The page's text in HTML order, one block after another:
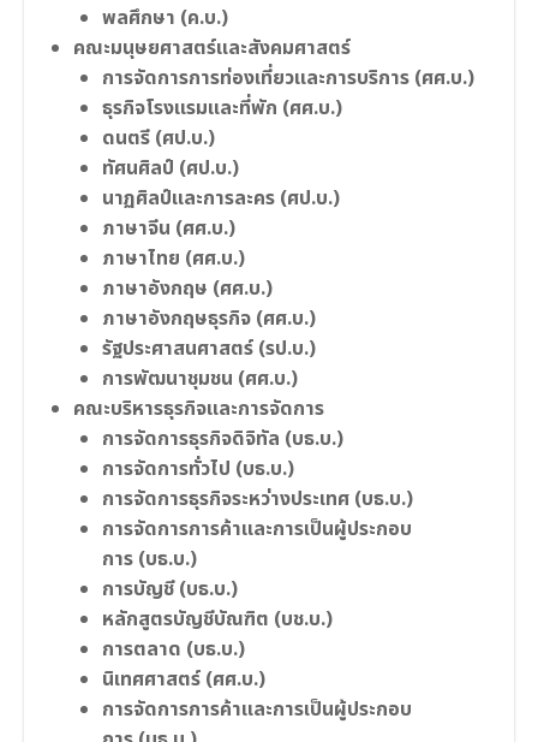
พลศึกษา (ค.บ.)
คณะมนุษยศาสตร์และสังคมศาสตร์
การจัดการการท่องเที่ยวและการบริการ (ศศ.บ.)
ธุรกิจโรงแรมและที่พัก (ศศ.บ.)
ดนตรี (ศป.บ.)
ทัศนศิลป์ (ศป.บ.)
นาฏศิลป์และการละคร (ศป.บ.)
ภาษาจีน (ศศ.บ.)
ภาษาไทย (ศศ.บ.)
ภาษาอังกฤษ (ศศ.บ.)
ภาษาอังกฤษธุรกิจ (ศศ.บ.)
รัฐประศาสนศาสตร์ (รป.บ.)
การพัฒนาชุมชน (ศศ.บ.)
คณะบริหารธุรกิจและการจัดการ
การจัดการธุรกิจดิจิทัล (บธ.บ.)
การจัดการทั่วไป (บธ.บ.)
การจัดการธุรกิจระหว่างประเทศ (บธ.บ.)
การจัดการการค้าและการเป็นผู้ประกอบ
การ (บธ.บ.)
การบัญชี (บธ.บ.)
หลักสูตรบัญชีบัณฑิต (บช.บ.)
การตลาด (บธ.บ.)
นิเทศศาสตร์ (ศศ.บ.)
การจัดการการค้าและการเป็นผู้ประกอบ